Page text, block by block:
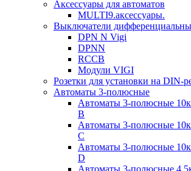
Аксессуары для автоматов
MULTI9.аксессуары.
Выключатели
DPN N Vigi
DPNN
RCCB
Модули VIGI
Розетки для установки на DIN-
Автоматы 3-полюсные
Автоматы 3-полюсные
B
Автоматы 3-полюсные
C
Автоматы 3-полюсные
D
Автоматы 3-полюсные